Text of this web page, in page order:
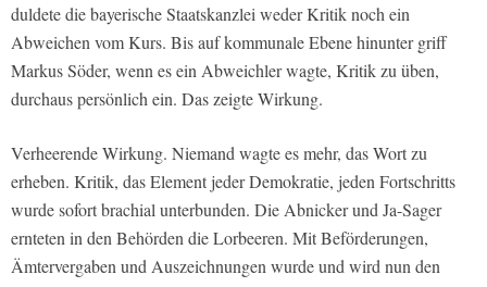
duldete die bayerische Staatskanzlei weder Kritik noch ein
Abweichen vom Kurs. Bis auf kommunale Ebene hinunter griff
Markus Söder, wenn es ein Abweichler wagte, Kritik zu üben,
durchaus persönlich ein. Das zeigte Wirkung.
Verheerende Wirkung. Niemand wagte es mehr, das Wort zu
erheben. Kritik, das Element jeder Demokratie, jeden Fortschritts
wurde sofort brachial unterbunden. Die Abnicker und Ja-Sager
ernteten in den Behörden die Lorbeeren. Mit Beförderungen,
Ämtervergaben und Auszeichnungen wurde und wird nun den